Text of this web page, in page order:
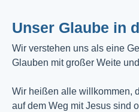
Unser Glaube in
Wir verstehen uns als eine
Glauben mit großer Weite
Wir heißen alle willkommen,
auf dem Weg mit Jesus sind